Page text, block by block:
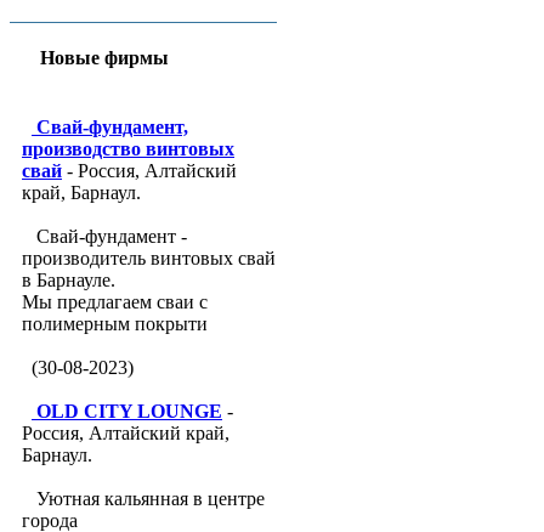
Новые фирмы
Свай-фундамент,
производство винтовых
свай - Россия, Алтайский
край, Барнаул.
Свай-фундамент -
производитель винтовых свай
в Барнауле.
Мы предлагаем сваи с
полимерным покрыти
(30-08-2023)
OLD CITY LOUNGE -
Россия, Алтайский край,
Барнаул.
Уютная кальянная в центре
города